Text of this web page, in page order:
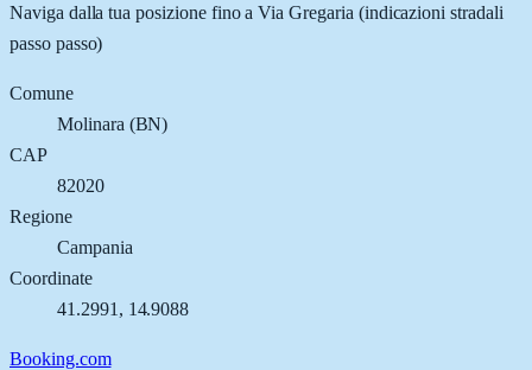
Naviga dalla tua posizione fino aVia Gregaria (indicazioni stradali
passo passo)
Comune
Molinara (BN)
CAP
82020
Regione
Campania
Coordinate
41.2991 , 14.9088
Booking.com